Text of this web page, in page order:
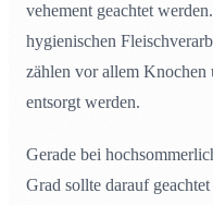
vehement geachtet
hygienischen
zählen vor allem Knochen
entsorgt werden.
Gerade bei
Grad sollte darauf